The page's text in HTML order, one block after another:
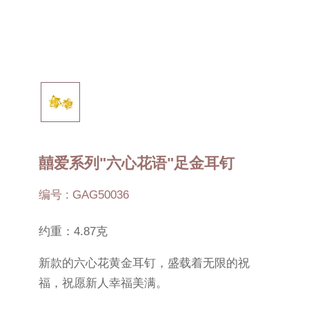
囍爱系列"六心花语"足金耳钉
编号 : GAG50036
约重：4.87克
新款的六心花黄金耳钉，盛载着无限的祝
福，祝愿新人幸福美满。